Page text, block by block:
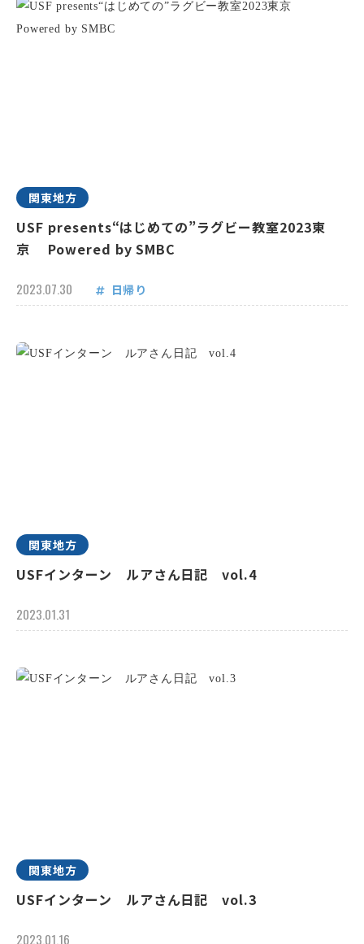
関東地方
USF presents“はじめての”ラグビー教室2023東
京 Powered by SMBC
2023.07.30 日帰り
関東地方
USFインターン ルアさん日記 vol.4
2023.01.31
関東地方
USFインターン ルアさん日記 vol.3
2023.01.16